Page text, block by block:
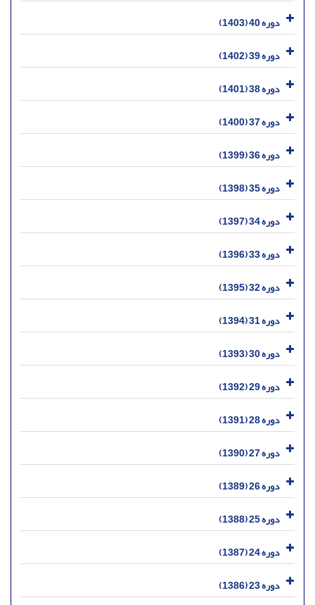
دوره 40 (1403)
دوره 39 (1402)
دوره 38 (1401)
دوره 37 (1400)
دوره 36 (1399)
دوره 35 (1398)
دوره 34 (1397)
دوره 33 (1396)
دوره 32 (1395)
دوره 31 (1394)
دوره 30 (1393)
دوره 29 (1392)
دوره 28 (1391)
دوره 27 (1390)
دوره 26 (1389)
دوره 25 (1388)
دوره 24 (1387)
دوره 23 (1386)